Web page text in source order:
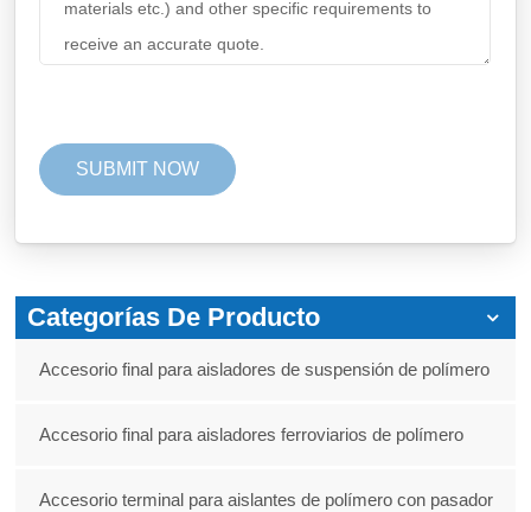
Categorías De Producto
Accesorio final para aisladores de suspensión de polímero
Accesorio final para aisladores ferroviarios de polímero
Accesorio terminal para aislantes de polímero con pasador